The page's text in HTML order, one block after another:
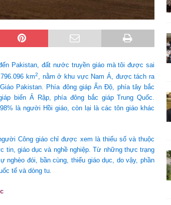
Pakistan, đất nước truyền giáo mà tôi được sai
km2
, nằm ở khu vực Nam Á, được tách ra
Pakistan. Phía đông giáp Ấn Độ, phía tây bắc
biển Ả Rập, phía đông bắc giáp Trung Quốc.
là người Hồi giáo, còn lại là các tôn giáo khác
Công giáo chỉ được xem là thiểu số và thuộc
tin, giáo dục và nghề nghiệp. Từ những thực trạng
nghèo đói, bần cùng, thiếu giáo dục, do vậy, phần
tế và dòng tu.